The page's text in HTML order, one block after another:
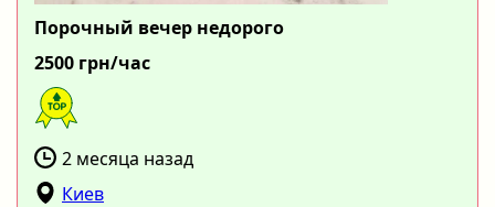
Порочный вечер недорого
2500 грн/час
2 месяца назад
Киев